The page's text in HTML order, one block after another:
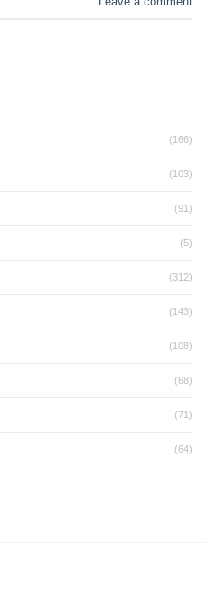
(166)
(103)
(91)
(5)
(312)
(143)
(108)
(68)
(71)
(64)